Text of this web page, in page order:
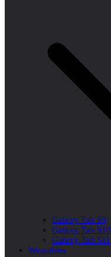
Galaxy Tab S9
Galaxy Tab S10
Galaxy Tab S11
Wearables